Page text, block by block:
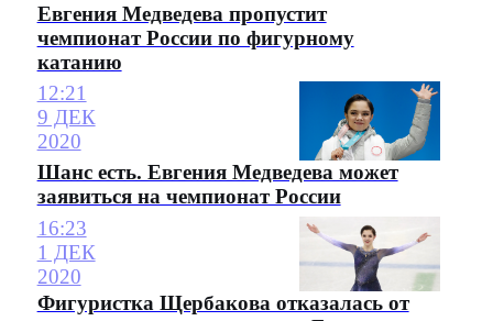
Евгения Медведева пропустит
чемпионат России по фигурному
катанию
12:21
9 ДЕК
2020
Шанс есть. Евгения Медведева может
заявиться на чемпионат России
16:23
1 ДЕК
2020
Фигуристка Щербакова отказалась от